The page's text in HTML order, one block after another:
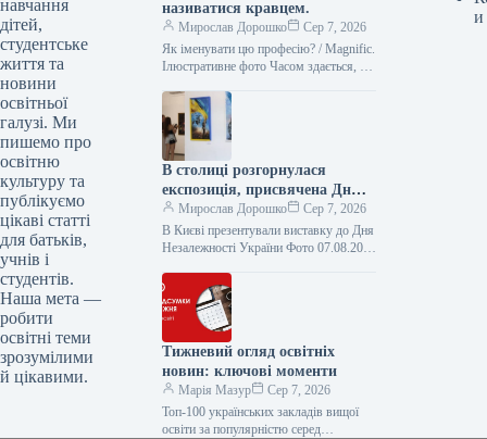
навчання
дітей,
студентське
життя та
новини
освітньої
галузі. Ми
пишемо про
освітню
культуру та
публікуємо
цікаві статті
для батьків,
учнів і
студентів.
Наша мета —
робити
освітні теми
зрозумілими
й цікавими.
називатися кравцем.
Мирослав Дорошко
Сер 7, 2026
Як іменувати цю професію? / Magnific.
Ілюстративне фото Часом здається, що
просто “швачки”. Проте…
В столиці розгорнулася
експозиція, присвячена Дню
Незалежності України.
Мирослав Дорошко
Сер 7, 2026
В Києві презентували виставку до Дня
Незалежності України Фото 07.08.2026
Центральному будинку художника
організовано всеукраїнський
вернісаж…
Тижневий огляд освітніх
новин: ключові моменти
Марія Мазур
Сер 7, 2026
Топ-100 українських закладів вищої
освіти за популярністю серед
и